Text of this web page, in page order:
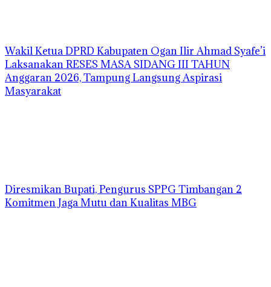
Wakil Ketua DPRD Kabupaten Ogan Ilir Ahmad Syafe’i
Laksanakan RESES MASA SIDANG III TAHUN
Anggaran 2026, Tampung Langsung Aspirasi
Masyarakat
Diresmikan Bupati, Pengurus SPPG Timbangan 2
Komitmen Jaga Mutu dan Kualitas MBG